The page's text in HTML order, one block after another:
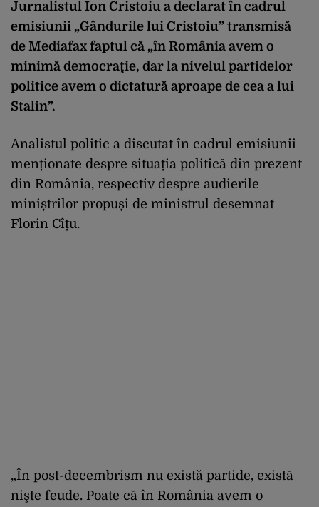
Jurnalistul Ion Cristoiu a declarat în cadrul
emisiunii „Gândurile lui Cristoiu” transmisă
de Mediafax faptul că „în România avem o
minimă democraţie, dar la nivelul partidelor
politice avem o dictatură aproape de cea a lui
Stalin”.
Analistul politic a discutat în cadrul emisiunii
menționate despre situația politică din prezent
din România, respectiv despre audierile
miniștrilor propuși de ministrul desemnat
Florin Cîțu.
„În post-decembrism nu există partide, există
nişte feude. Poate că în România avem o